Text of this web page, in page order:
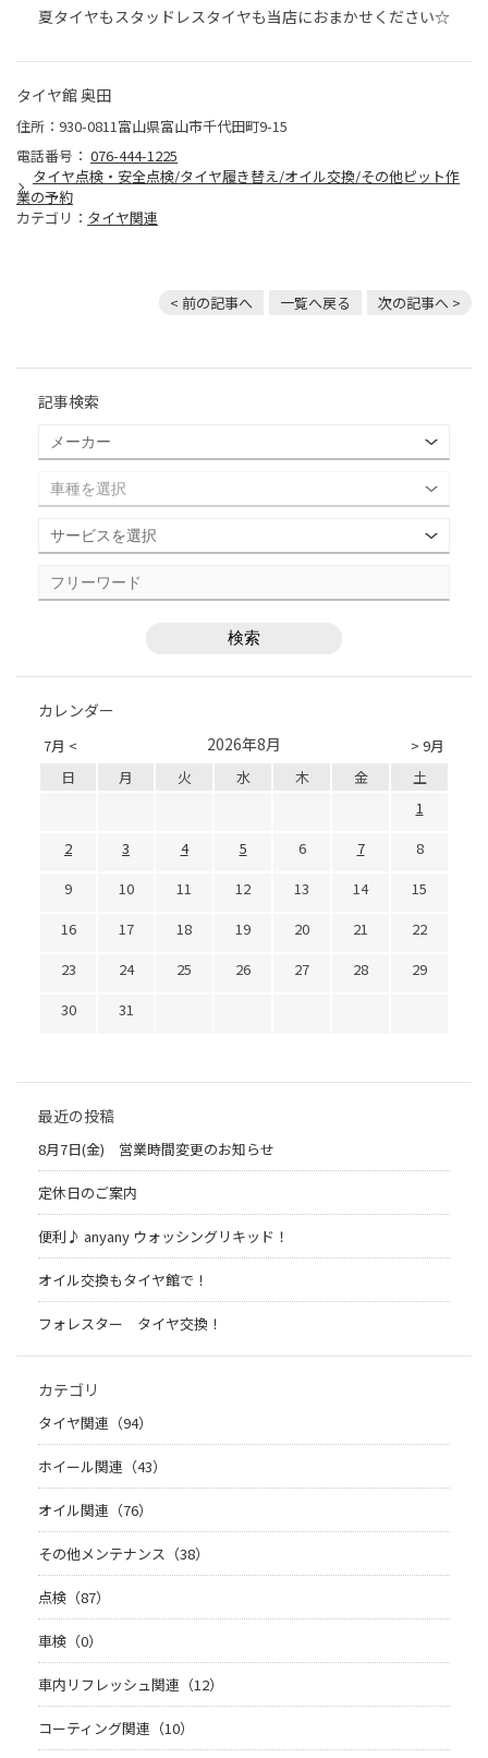
夏タイヤもスタッドレスタイヤも当店におまかせください☆
タイヤ館 奥田
住所：930-0811富山県富山市千代田町9-15
電話番号： 076-444-1225
タイヤ点検・安全点検/タイヤ履き替え/オイル交換/その他ピット作
業の予約
カテゴリ： タイヤ関連
< 前の記事へ 一覧へ戻る 次の記事へ >
記事検索
カレンダー
7月 < > 9月
2026年8月
日 月 火 水 木 金
土
1
2
3 4 5 6 7
8
9
10 11 12 13 14
15
16
17 18 19 20 21
22
23
24 25 26 27 28
29
30
31
最近の投稿
8月7日(金) 営業時間変更のお知らせ
定休日のご案内
便利♪ anyany ウォッシングリキッド！
オイル交換もタイヤ館で！
フォレスター タイヤ交換！
カテゴリ
タイヤ関連（94）
ホイール関連（43）
オイル関連（76）
その他メンテナンス（38）
点検（87）
車検（0）
車内リフレッシュ関連（12）
コーティング関連（10）